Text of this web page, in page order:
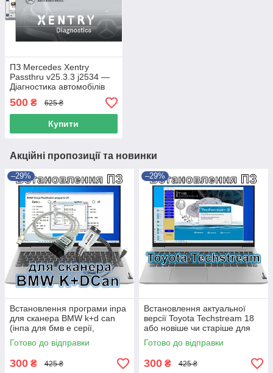
ПЗ Mercedes Xentry
Passthru v25.3.3 j2534 —
Діагностика автомобілів
Mercedes-Benz
500 ₴ 625 ₴
Купити
Акційні пропозиції та новинки
–29%
Встановлення програми inpa
для сканера BMW k+d can
(інпа для бмв е серії,
реінгольд)
Готово до відправки
300 ₴ 425 ₴
–29%
Встановлення актуальної
версії Toyota Techstream 18
або новіше чи старіше для
авто тойота лексус
Готово до відправки
300 ₴ 425 ₴